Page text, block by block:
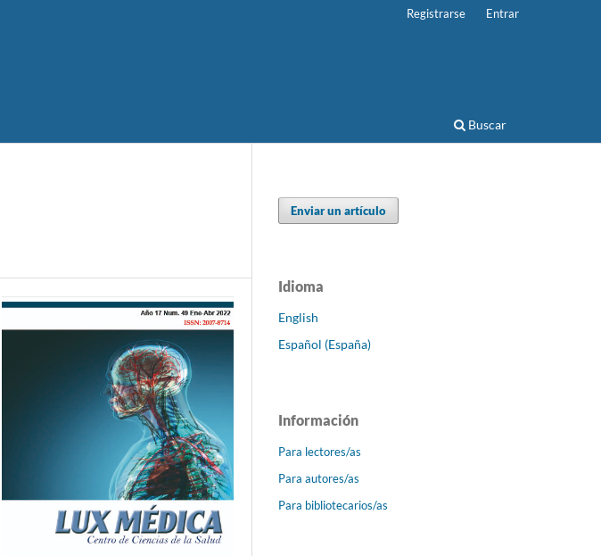
Buscar
Registrarse Entrar
Enviar un artículo
Idioma
English
Español (España)
Información
Para lectores/as
Para autores/as
Para bibliotecarios/as